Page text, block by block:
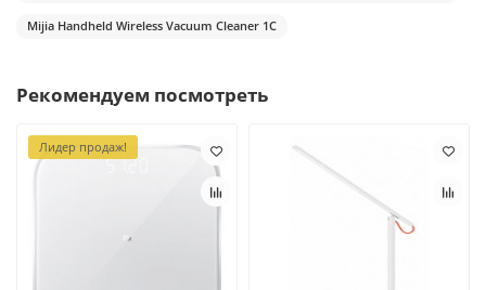
Mijia Handheld Wireless Vacuum Cleaner 1С
Рекомендуем посмотреть
Лидер продаж!